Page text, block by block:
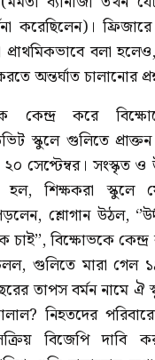
করেছিলেন)।
বলা
অন্তর্ঘাত চালানোর
কেন্দ্র করে
স্কুলে গুলিতে
সেপ্টেম্বর। সংস্কৃত ও
হল, শিক্ষকরা স্কুলে
শ্লোগান উঠল,
চাই’’, বিক্ষোভকে
গুলিতে মারা গেল
তাপস বর্মন নামে ঐ
নিহতদের
বিজেপি দাবি